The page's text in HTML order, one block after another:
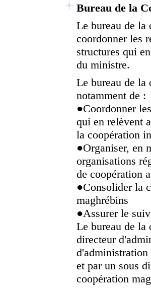
Bureau de la
Le bureau de la
coordonner les
structures qui
du ministre.
Le bureau de la
notamment de :
●Coordonner
qui en relèvent
la coopération
●Organiser, en
organisations
de coopération
●Consolider la
maghrébins
●Assurer le
Le bureau de la
directeur
d'administration
et par un sous
coopération